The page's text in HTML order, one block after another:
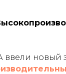
ввели новый